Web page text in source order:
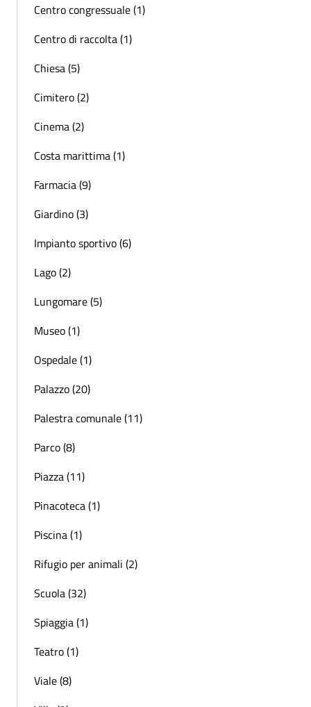
Centro congressuale (1)
Centro di raccolta (1)
Chiesa (5)
Cimitero (2)
Cinema (2)
Costa marittima (1)
Farmacia (9)
Giardino (3)
Impianto sportivo (6)
Lago (2)
Lungomare (5)
Museo (1)
Ospedale (1)
Palazzo (20)
Palestra comunale (11)
Parco (8)
Piazza (11)
Pinacoteca (1)
Piscina (1)
Rifugio per animali (2)
Scuola (32)
Spiaggia (1)
Teatro (1)
Viale (8)